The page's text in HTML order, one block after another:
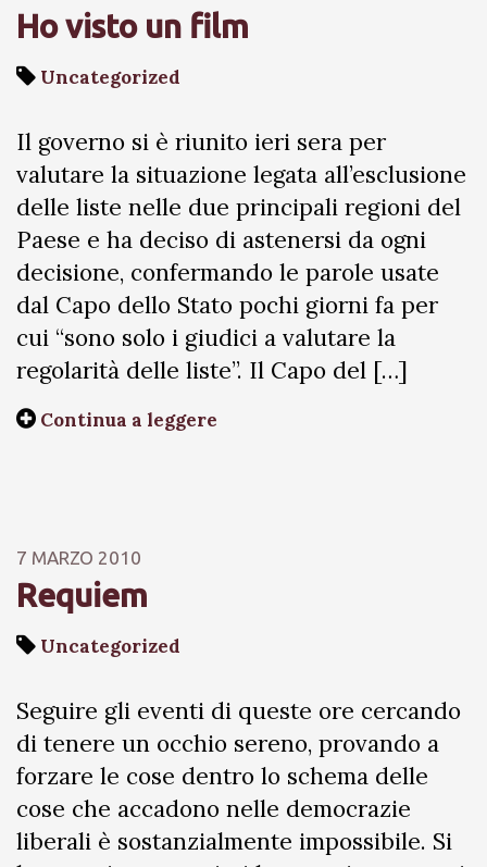
Ho visto un film
Uncategorized
Il governo si è riunito ieri sera per
valutare la situazione legata all’esclusione
delle liste nelle due principali regioni del
Paese e ha deciso di astenersi da ogni
decisione, confermando le parole usate
dal Capo dello Stato pochi giorni fa per
cui “sono solo i giudici a valutare la
regolarità delle liste”. Il Capo del […]
Continua a leggere
7 MARZO 2010
Requiem
Uncategorized
Seguire gli eventi di queste ore cercando
di tenere un occhio sereno, provando a
forzare le cose dentro lo schema delle
cose che accadono nelle democrazie
liberali è sostanzialmente impossibile. Si